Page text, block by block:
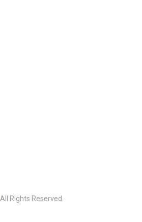
. All Rights Reserved.